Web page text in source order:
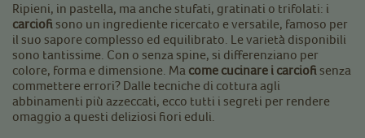
Ripieni, in pastella, ma anche stufati, gratinati o trifolati: i
carciofi sono un ingrediente ricercato e versatile, famoso per
il suo sapore complesso ed equilibrato. Le varietà disponibili
sono tantissime. Con o senza spine, si differenziano per
colore, forma e dimensione. Ma come cucinare i carciofi senza
commettere errori? Dalle tecniche di cottura agli
abbinamenti più azzeccati, ecco tutti i segreti per rendere
omaggio a questi deliziosi fiori eduli.